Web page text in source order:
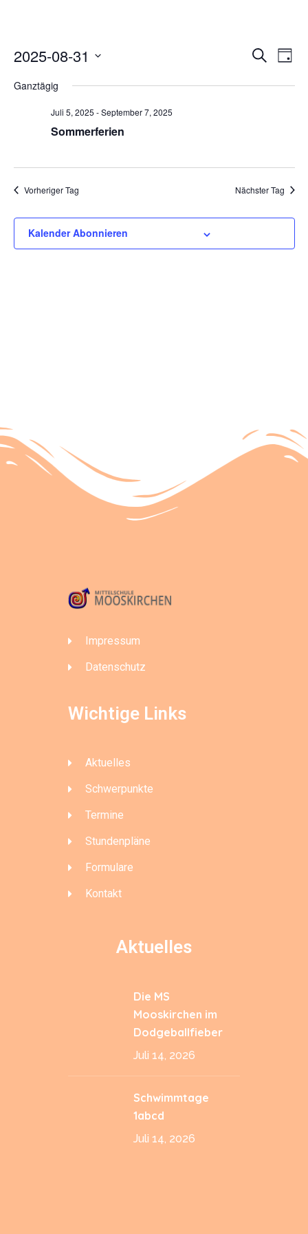
Suche
Tag
2025-08-31
Datum
Ganztägig
Juli 5, 2025 -September 7, 2025
Sommerferien
Vorheriger Tag Nächster Tag
Kalender Abonnieren
Impressum
Datenschutz
Wichtige Links
Aktuelles
Schwerpunkte
Termine
Stundenpläne
Formulare
Kontakt
Aktuelles
Die MS
Mooskirchen im
Dodgeballfieber
Juli 14, 2026
Schwimmtage
1abcd
Juli 14, 2026